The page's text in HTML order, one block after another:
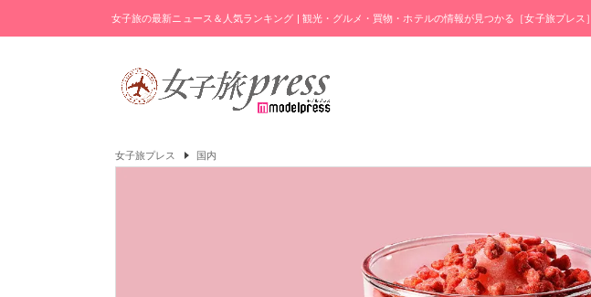
女子旅の最新ニュース＆人気ランキング | 観光・グルメ・買物・ホテルの情報が見つかる［女子旅プレス］
女子旅プレス 国内